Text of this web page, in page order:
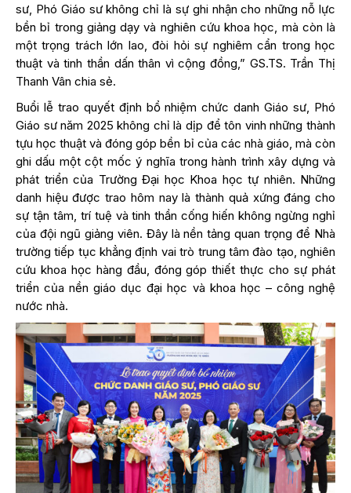
sư, Phó Giáo sư không chỉ là sự ghi nhận cho những nỗ lực
bền bỉ trong giảng dạy và nghiên cứu khoa học, mà còn là
một trọng trách lớn lao, đòi hỏi sự nghiêm cẩn trong học
thuật và tinh thần dấn thân vì cộng đồng,” GS.TS. Trần Thị
Thanh Vân chia sẻ.
Buổi lễ trao quyết định bổ nhiệm chức danh Giáo sư, Phó
Giáo sư năm 2025 không chỉ là dịp để tôn vinh những thành
tựu học thuật và đóng góp bền bỉ của các nhà giáo, mà còn
ghi dấu một cột mốc ý nghĩa trong hành trình xây dựng và
phát triển của Trường Đại học Khoa học tự nhiên. Những
danh hiệu được trao hôm nay là thành quả xứng đáng cho
sự tận tâm, trí tuệ và tinh thần cống hiến không ngừng nghỉ
của đội ngũ giảng viên. Đây là nền tảng quan trọng để Nhà
trường tiếp tục khẳng định vai trò trung tâm đào tạo, nghiên
cứu khoa học hàng đầu, đóng góp thiết thực cho sự phát
triển của nền giáo dục đại học và khoa học – công nghệ
nước nhà.